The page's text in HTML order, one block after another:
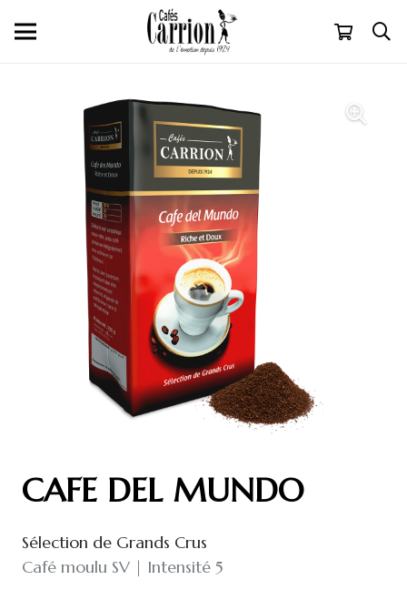
CAFE DEL MUNDO
Sélection de Grands Crus
Café moulu SV | Intensité 5